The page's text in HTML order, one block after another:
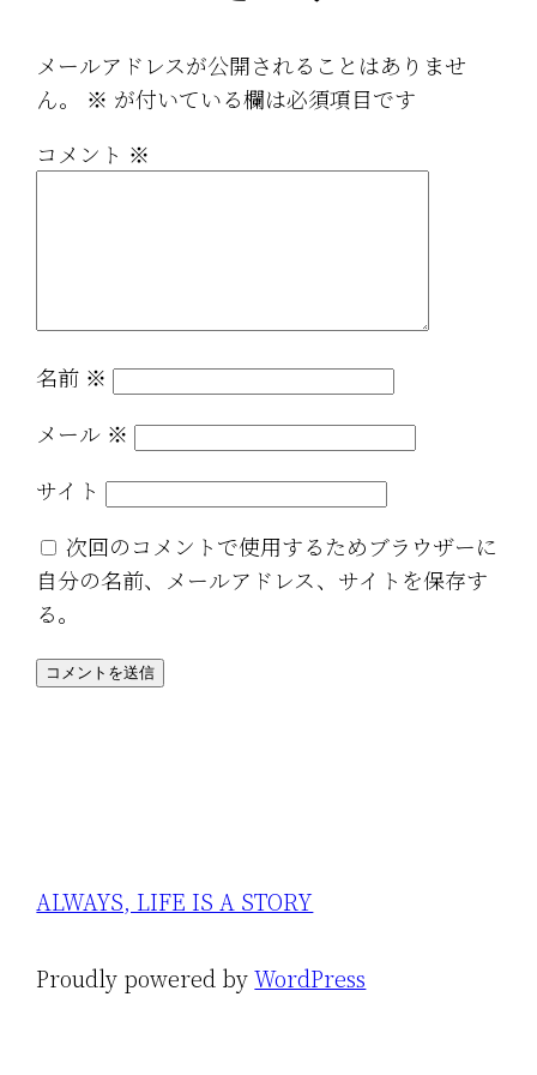
メールアドレスが公開されることはありませ
ん。
※ が付いている欄は必須項目です
コメント ※
名前 ※
メール ※
サイト
次回のコメントで使用するためブラウザーに
自分の名前、メールアドレス、サイトを保存す
る。
ALWAYS, LIFE IS A STORY
Proudly powered byWordPress